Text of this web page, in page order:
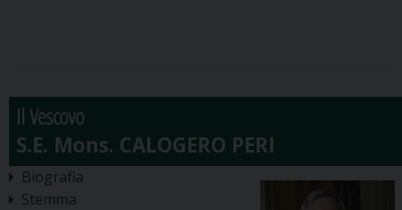
Il Vescovo
Biografia
Stemma